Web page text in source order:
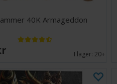
40K Armageddon
I lager:20+